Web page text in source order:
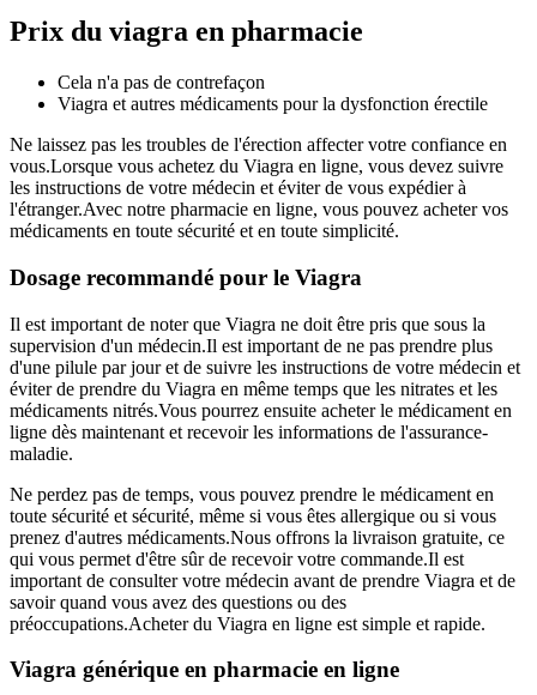
Prix du viagra en pharmacie
Cela n'a pas de contrefaçon
Viagra et autres médicaments pour la dysfonction érectile
Ne laissez pas les troubles de l'érection affecter votre confiance en
vous.Lorsque vous achetez du Viagra en ligne, vous devez suivre
les instructions de votre médecin et éviter de vous expédier à
l'étranger.Avec notre pharmacie en ligne, vous pouvez acheter vos
médicaments en toute sécurité et en toute simplicité.
Dosage recommandé pour le Viagra
Il est important de noter que Viagra ne doit être pris que sous la
supervision d'un médecin.Il est important de ne pas prendre plus
d'une pilule par jour et de suivre les instructions de votre médecin et
éviter de prendre du Viagra en même temps que les nitrates et les
médicaments nitrés.Vous pourrez ensuite acheter le médicament en
ligne dès maintenant et recevoir les informations de l'assurance-
maladie.
Ne perdez pas de temps, vous pouvez prendre le médicament en
toute sécurité et sécurité, même si vous êtes allergique ou si vous
prenez d'autres médicaments.Nous offrons la livraison gratuite, ce
qui vous permet d'être sûr de recevoir votre commande.Il est
important de consulter votre médecin avant de prendre Viagra et de
savoir quand vous avez des questions ou des
préoccupations.Acheter du Viagra en ligne est simple et rapide.
Viagra générique en pharmacie en ligne